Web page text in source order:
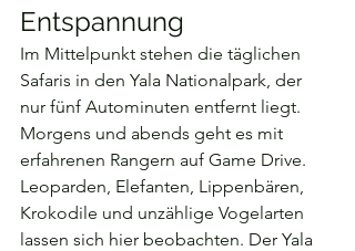
Entspannung
Im Mittelpunkt stehen die täglichen
Safaris in den Yala Nationalpark, der
nur fünf Autominuten entfernt liegt.
Morgens und abends geht es mit
erfahrenen Rangern auf Game Drive.
Leoparden, Elefanten, Lippenbären,
Krokodile und unzählige Vogelarten
lassen sich hier beobachten. Der Yala